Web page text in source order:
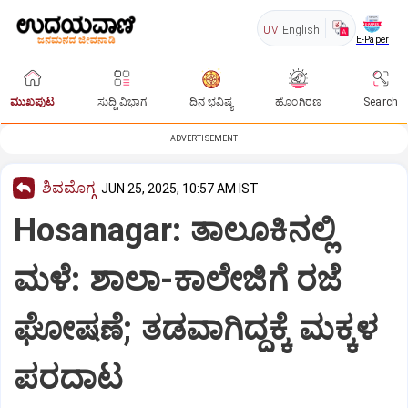
UV English
E-Paper
ಮುಖಪುಟ ಸುದ್ದಿ ವಿಭಾಗ ದಿನ ಭವಿಷ್ಯ ಹೊಂಗಿರಣ Search
ADVERTISEMENT
ಶಿವಮೊಗ್ಗ JUN 25, 2025, 10:57 AM IST
Hosanagar: ತಾಲೂಕಿನಲ್ಲಿ
ಮಳೆ: ಶಾಲಾ-ಕಾಲೇಜಿಗೆ ರಜೆ
ಘೋಷಣೆ; ತಡವಾಗಿದ್ದಕ್ಕೆ ಮಕ್ಕಳ
ಪರದಾಟ